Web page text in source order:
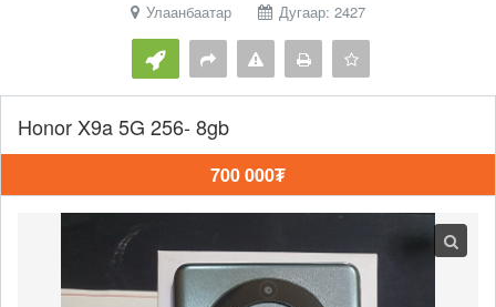
Улаанбаатар Дугаар: 2427
Honor X9a 5G 256- 8gb
700 000₮